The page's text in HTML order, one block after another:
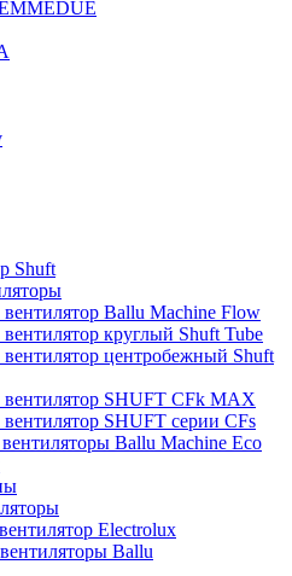
Shuft
Ballu Machine Flow
круглый Shuft Tube
центробежный Shuft
SHUFT CFk MAX
SHUFT серии CFs
Ballu Machine Eco
Electrolux
Ballu